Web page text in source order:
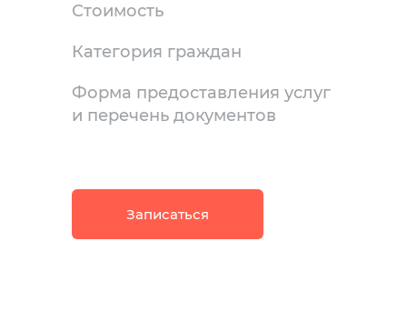
Стоимость
Категория граждан
Форма предоставления услуг
и перечень документов
Записаться